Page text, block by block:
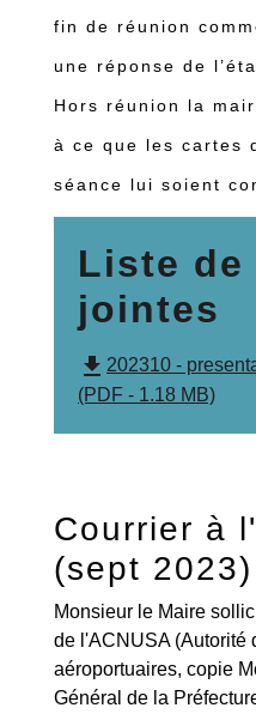
fin de réunion
une réponse de
Hors réunion la
à ce que les cartes
séance lui soient
Liste de
jointes
file_download 202310 -
(PDF - 1.18 MB)
Courrier à
(sept 2023)
Monsieur le Maire
de l'ACNUSA (Autorité
aéroportuaires, copie
Général de la